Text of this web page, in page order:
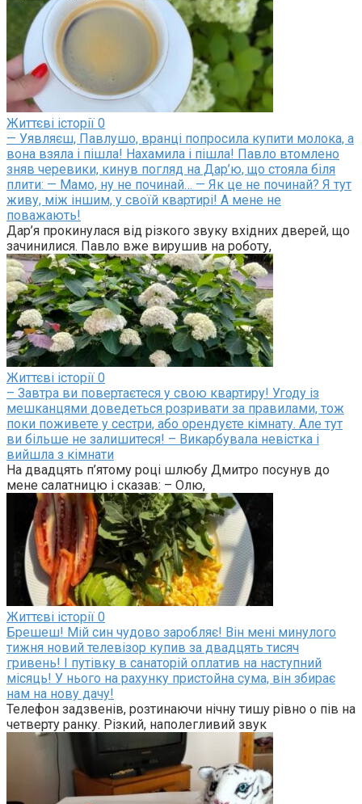
Життєві історії 0
— Уявляєш, Павлушо, вранці попросила купити молока, а
вона взяла і пішла! Нахамила і пішла! Павло втомлено
зняв черевики, кинув погляд на Дар’ю, що стояла біля
плити: — Мамо, ну не починай… — Як це не починай? Я тут
живу, між іншим, у своїй квартирі! А мене не
поважають!
Дар’я прокинулася від різкого звуку вхідних дверей, що
зачинилися. Павло вже вирушив на роботу,
Життєві історії 0
– Завтра ви повертаєтеся у свою квартиру! Угоду із
мешканцями доведеться розривати за правилами, тож
поки поживете у сестри, або орендуєте кімнату. Але тут
ви більше не залишитеся! – Викарбувала невістка і
вийшла з кімнати
На двадцять п’ятому році шлюбу Дмитро посунув до
мене салатницю і сказав: – Олю,
Життєві історії 0
Брешеш! Мій син чудово заробляє! Він мені минулого
тижня новий телевізор купив за двадцять тисяч
гривень! І путівку в санаторій оплатив на наступний
місяць! У нього на рахунку пристойна сума, він збирає
нам на нову дачу!
Телефон задзвенів, розтинаючи нічну тишу рівно о пів на
четверту ранку. Різкий, наполегливий звук